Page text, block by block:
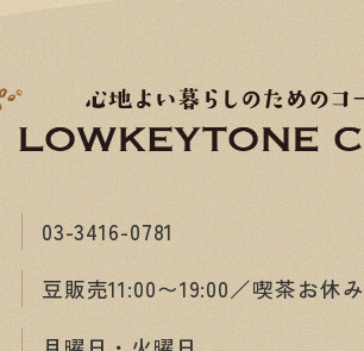
03-3416-0781
豆販売11:00〜19:00／喫茶お休